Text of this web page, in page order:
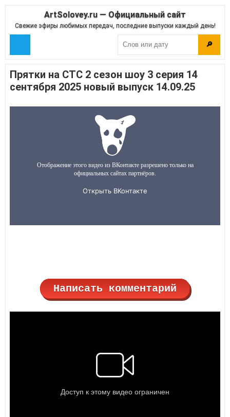
ArtSolovey.ru — Официальный сайт
Свежие эфиры любимых передач, последние выпуски каждый день!
🔎
Прятки на СТС 2 сезон шоу 3 серия 14
сентября 2025 новый выпуск 14.09.25
Написать комментарий